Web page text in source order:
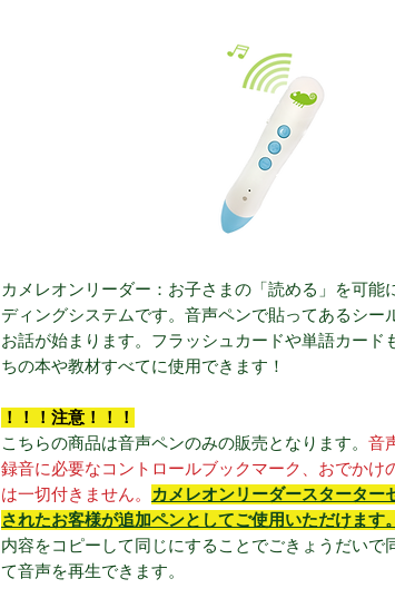
カメレオンリーダー：お子さまの「読める」を可能
ディングシステムです。音声ペンで貼ってあるシー
お話が始まります。フラッシュカードや単語カード
ちの本や教材すべてに使用できます！
！！！注意！！！
こちらの商品は音声ペンのみの販売となります。 音
録音に必要なコントロールブックマーク、おでかけ
は一切付きません。
カメレオンリーダースターター
されたお客様が追加ペンとしてご使用いただけます。
内容をコピーして同じにすることでごきょうだいで
て音声を再生できます。